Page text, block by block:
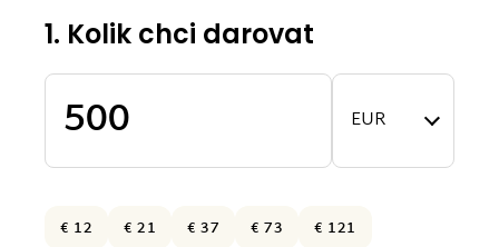
1. Kolik chci darovat
EUR
€ 12 € 21 € 37 € 73 € 121